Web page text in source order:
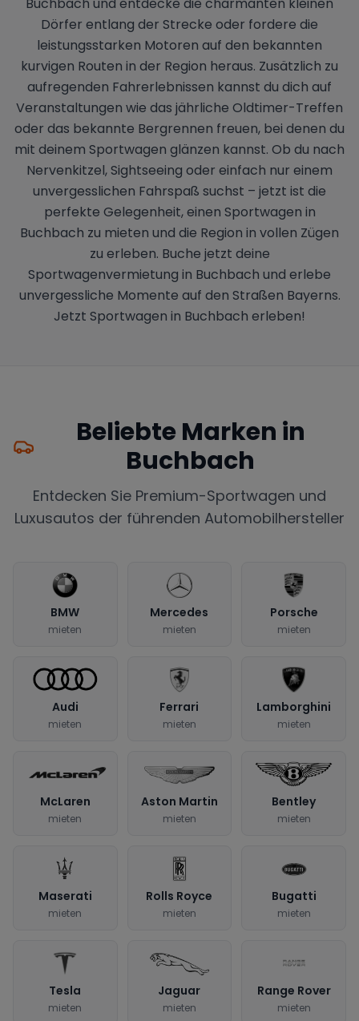
Buchbach und entdecke die charmanten kleinen
Dörfer entlang der Strecke oder fordere die
leistungsstarken Motoren auf den bekannten
kurvigen Routen in der Region heraus. Zusätzlich zu
aufregenden Fahrerlebnissen kannst du dich auf
Veranstaltungen wie das jährliche Oldtimer-Treffen
oder das bekannte Bergrennen freuen, bei denen du
mit deinem Sportwagen glänzen kannst. Ob du nach
Nervenkitzel, Sightseeing oder einfach nur einem
unvergesslichen Fahrspaß suchst – jetzt ist die
perfekte Gelegenheit, einen Sportwagen in
Buchbach zu mieten und die Region in vollen Zügen
zu erleben. Buche jetzt deine
Sportwagenvermietung in Buchbach und erlebe
unvergessliche Momente auf den Straßen Bayerns.
Jetzt Sportwagen in Buchbach erleben!
Beliebte Marken in
Buchbach
Entdecken Sie Premium-Sportwagen und
Luxusautos der führenden Automobilhersteller
BMW
mieten
Mercedes
mieten
Porsche
mieten
Audi
mieten
Ferrari
mieten
Lamborghini
mieten
McLaren
mieten
Aston Martin
mieten
Bentley
mieten
Maserati
mieten
Rolls Royce
mieten
Bugatti
mieten
Tesla
mieten
Jaguar
mieten
Range Rover
mieten